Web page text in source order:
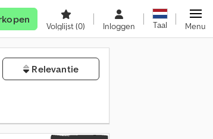
Volglijst(0) Inloggen Taal Menu
Relevantie